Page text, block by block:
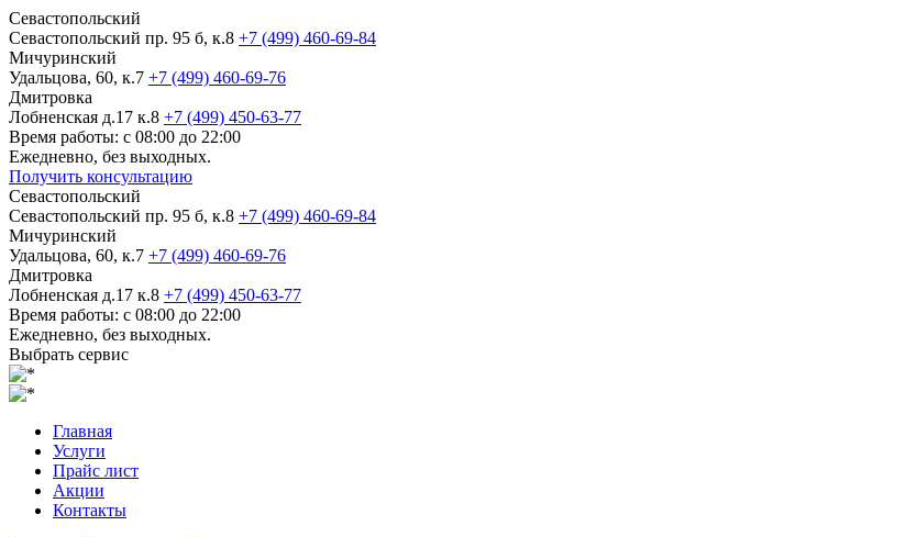
Севастопольский
Севастопольский пр. 95 б, к.8 +7 (499) 460-69-84
Мичуринский
Удальцова, 60, к.7 +7 (499) 460-69-76
Дмитровка
Лобненская д.17 к.8 +7 (499) 450-63-77
Время работы: с 08:00 до 22:00
Ежедневно, без выходных.
Получить консультацию
Севастопольский
Севастопольский пр. 95 б, к.8 +7 (499) 460-69-84
Мичуринский
Удальцова, 60, к.7 +7 (499) 460-69-76
Дмитровка
Лобненская д.17 к.8 +7 (499) 450-63-77
Время работы: с 08:00 до 22:00
Ежедневно, без выходных.
Выбрать сервис
Главная
Услуги
Прайс лист
Акции
Контакты